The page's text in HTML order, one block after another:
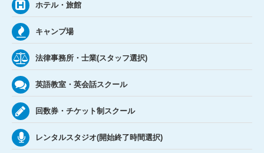
ホテル・旅館
キャンプ場
法律事務所・士業(スタッフ選択)
英語教室・英会話スクール
回数券・チケット制スクール
レンタルスタジオ(開始終了時間選択)